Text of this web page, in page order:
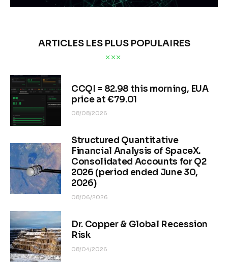
ARTICLES LES PLUS POPULAIRES
CCQI = 82.98 this morning, EUA
price at €79.01
08/08/2026
Structured Quantitative
Financial Analysis of SpaceX.
Consolidated Accounts for Q2
2026 (period ended June 30,
2026)
08/06/2026
Dr. Copper & Global Recession
Risk
08/04/2026